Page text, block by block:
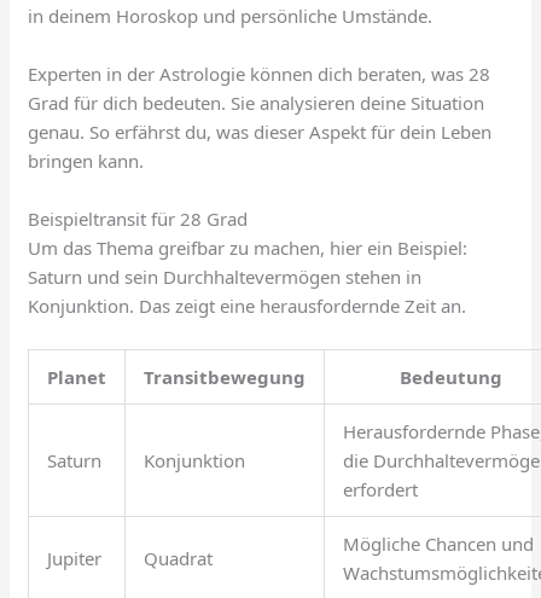
in deinem Horoskop und persönliche Umstände.
Experten in der Astrologie können dich beraten, was 28
Grad für dich bedeuten. Sie analysieren deine Situation
genau. So erfährst du, was dieser Aspekt für dein Leben
bringen kann.
Beispieltransit für 28 Grad
Um das Thema greifbar zu machen, hier ein Beispiel:
Saturn und sein Durchhaltevermögen stehen in
Konjunktion. Das zeigt eine herausfordernde Zeit an.
Planet Transitbewegung Bedeutung
Saturn Konjunktion
Herausfordernde
die
erfordert
Jupiter Quadrat
Mögliche Chancen und